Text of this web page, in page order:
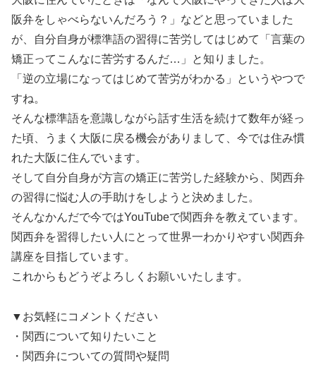
阪弁をしゃべらないんだろう？」などと思っていました
が、自分自身が標準語の習得に苦労してはじめて「言葉の
矯正ってこんなに苦労するんだ…」と知りました。
「逆の立場になってはじめて苦労がわかる」というやつで
すね。
そんな標準語を意識しながら話す生活を続けて数年が経っ
た頃、うまく大阪に戻る機会がありまして、今では住み慣
れた大阪に住んでいます。
そして自分自身が方言の矯正に苦労した経験から、関西弁
の習得に悩む人の手助けをしようと決めました。
そんなかんだで今ではYouTubeで関西弁を教えています。
関西弁を習得したい人にとって世界一わかりやすい関西弁
講座を目指しています。
これからもどうぞよろしくお願いいたします。
▼お気軽にコメントください
・関西について知りたいこと
・関西弁についての質問や疑問